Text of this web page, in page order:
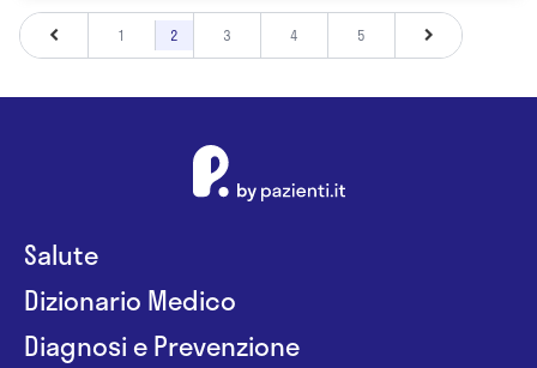
1 2 3 4 5
Salute
Dizionario Medico
Diagnosi e Prevenzione